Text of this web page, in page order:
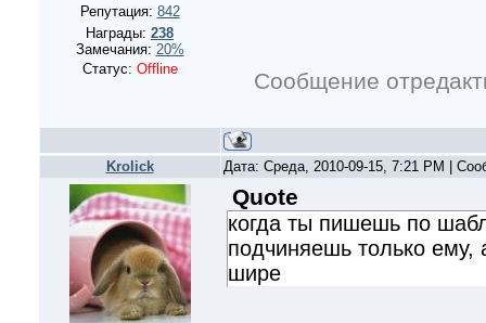
Репутация: 842
Награды: 238
Замечания: 20%
Статус: Offline Сообщение
Krolick Дата: Среда, 2010-09-15, 7:21 PM |
Quote
когда ты пишешь по
подчиняешь только ему,
шире